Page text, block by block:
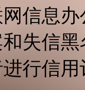
信息
失信
行信用